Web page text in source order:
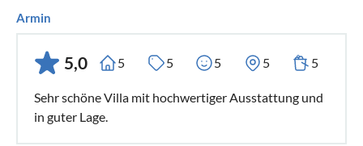
Armin
5,0 5 5 5 5 5
Sehr schöne Villa mit hochwertiger Ausstattung und
in guter Lage.